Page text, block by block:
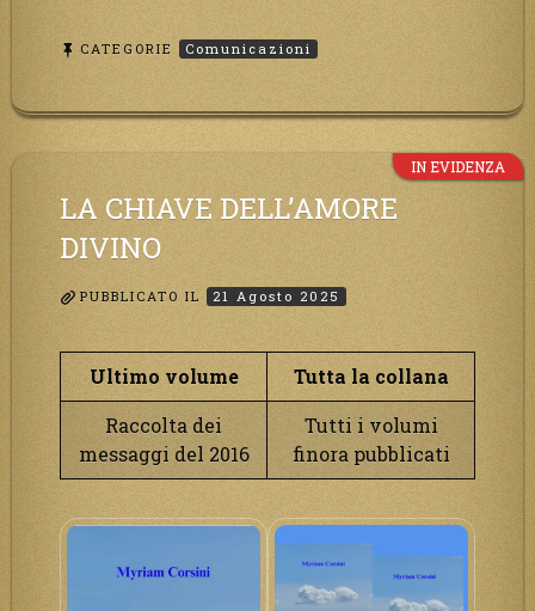
CATEGORIE Comunicazioni
IN EVIDENZA
LA CHIAVE DELL’AMORE
DIVINO
PUBBLICATO IL 21 Agosto 2025
Ultimo volume
Tutta la collana
Raccolta dei
messaggi del 2016
Tutti i volumi
finora pubblicati